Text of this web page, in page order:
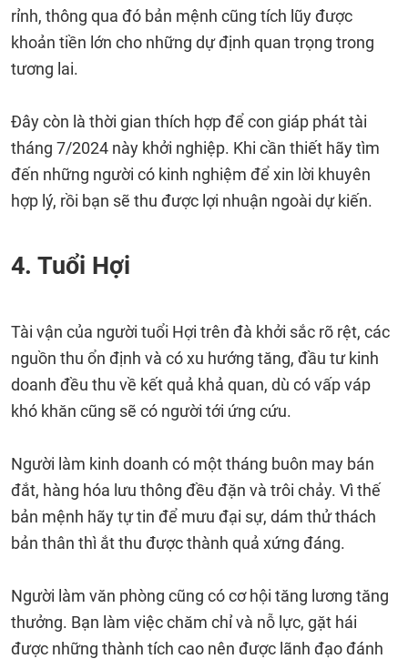
rỉnh, thông qua đó bản mệnh cũng tích lũy được
khoản tiền lớn cho những dự định quan trọng trong
tương lai.
Đây còn là thời gian thích hợp để con giáp phát tài
tháng 7/2024 này khởi nghiệp. Khi cần thiết hãy tìm
đến những người có kinh nghiệm để xin lời khuyên
hợp lý, rồi bạn sẽ thu được lợi nhuận ngoài dự kiến.
4. Tuổi Hợi
Tài vận của người tuổi Hợi trên đà khởi sắc rõ rệt, các
nguồn thu ổn định và có xu hướng tăng, đầu tư kinh
doanh đều thu về kết quả khả quan, dù có vấp váp
khó khăn cũng sẽ có người tới ứng cứu.
Người làm kinh doanh có một tháng buôn may bán
đắt, hàng hóa lưu thông đều đặn và trôi chảy. Vì thế
bản mệnh hãy tự tin để mưu đại sự, dám thử thách
bản thân thì ắt thu được thành quả xứng đáng.
Người làm văn phòng cũng có cơ hội tăng lương tăng
thưởng. Bạn làm việc chăm chỉ và nỗ lực, gặt hái
được những thành tích cao nên được lãnh đạo đánh